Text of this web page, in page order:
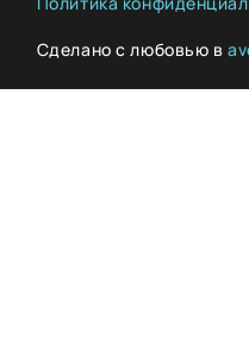
КОНТАКТЫ
Сделано с любовью в